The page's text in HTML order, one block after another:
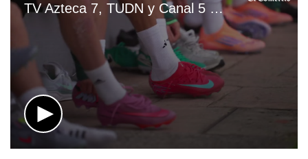
TV Azteca 7, TUDN y Canal 5 EN VIVO GRATIS — ver partido México vs. Sudáfrica por TV abierta y Fútbol Online | VIDEO